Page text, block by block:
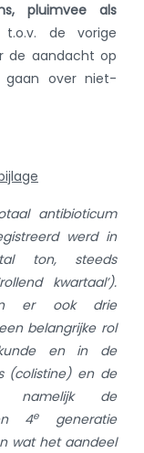
pluimvee als
de vorige
de aandacht op
gaan over niet-
antibioticum
werd in
ton, steeds
kwartaal’).
er ook drie
belangrijke rol
en in de
(colistine) en de
namelijk de
4e
generatie
wat het aandeel